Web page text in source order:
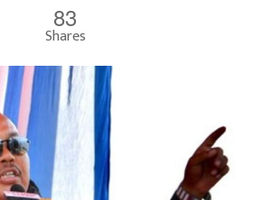
83
Shares